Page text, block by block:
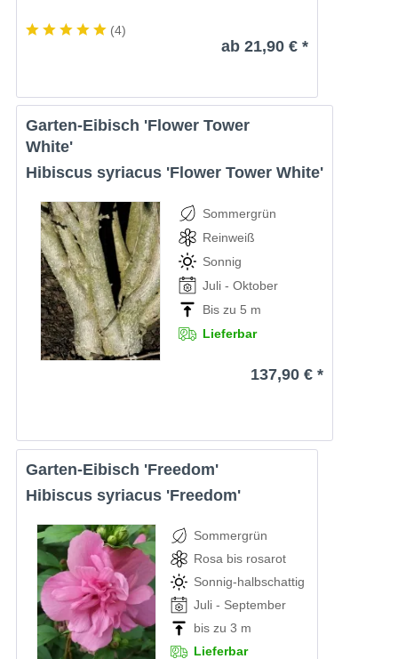
(4)
ab 21,90 € *
Garten-Eibisch 'Flower Tower
White'
Hibiscus syriacus 'Flower Tower White'
Sommergrün
Reinweiß
Sonnig
Juli - Oktober
Bis zu 5 m
Lieferbar
137,90 € *
Garten-Eibisch 'Freedom'
Hibiscus syriacus 'Freedom'
Sommergrün
Rosa bis rosarot
Sonnig-halbschattig
Juli - September
bis zu 3 m
Lieferbar